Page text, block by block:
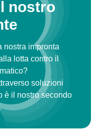
nostro
nostra impronta
lotta contro il
soluzioni
è il nostro secondo